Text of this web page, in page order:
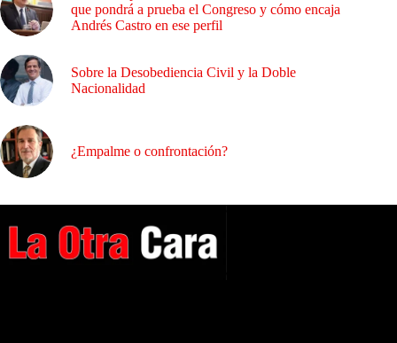
que pondrá a prueba el Congreso y cómo encaja
Andrés Castro en ese perfil
Sobre la Desobediencia Civil y la Doble
Nacionalidad
¿Empalme o confrontación?